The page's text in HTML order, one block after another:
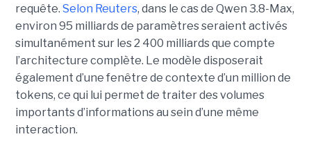
requête. Selon Reuters, dans le cas de Qwen 3.8-Max,
environ 95 milliards de paramètres seraient activés
simultanément sur les 2 400 milliards que compte
l’architecture complète. Le modèle disposerait
également d’une fenêtre de contexte d’un million de
tokens, ce qui lui permet de traiter des volumes
importants d’informations au sein d’une même
interaction.